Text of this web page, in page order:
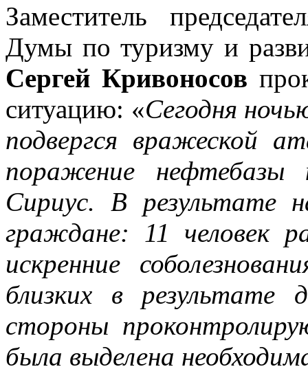
Заместитель
Думы по туризму и
Сергей Кривоносов
ситуацию: «Сегодня
подвергся вражеской
поражение нефтебазы
Сириус. В результате
граждане: 11 человек
искренние
близких в результате
стороны
была выделена